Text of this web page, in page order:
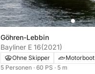
Göhren-Lebbin
Bayliner E 16(2021)
Ohne Skipper
Motorboot
5 Personen · 60 PS · 5 m